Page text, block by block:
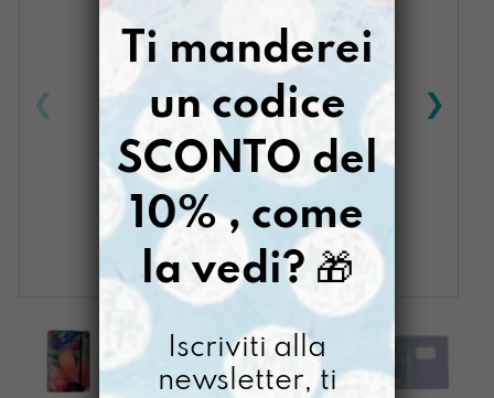
Ti manderei
un codice
SCONTO del
10% , come
la vedi? 🎁
Iscriviti alla
newsletter, ti